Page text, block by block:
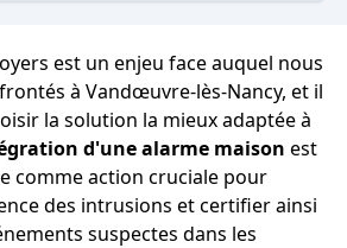
est un enjeu face auquel nous
à Vandœuvre-lès-Nancy, et il
la solution la mieux adaptée à
d'une alarme maison est
comme action cruciale pour
des intrusions et certifier ainsi
suspectes dans les